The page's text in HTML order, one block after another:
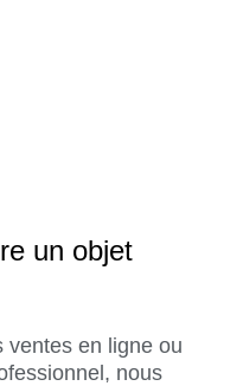
un objet
ventes en ligne ou
nous